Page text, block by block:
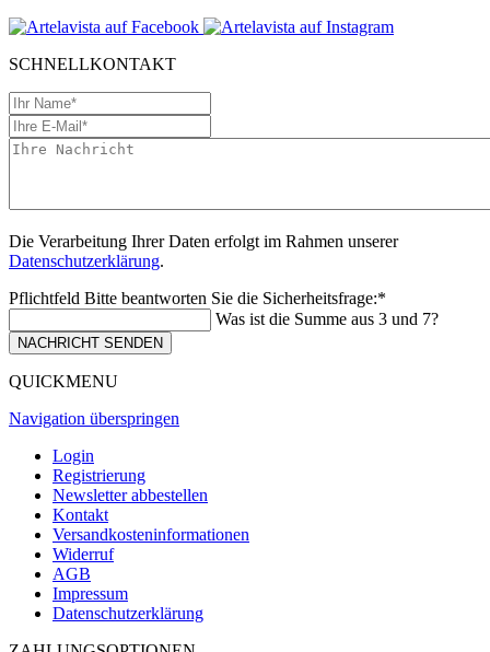
SCHNELLKONTAKT
Die Verarbeitung Ihrer Daten erfolgt im Rahmen unserer
Datenschutzerklärung.
Pflichtfeld Bitte beantworten Sie die Sicherheitsfrage:*
Was ist die Summe aus 3 und 7?
NACHRICHT SENDEN
QUICKMENU
Navigation überspringen
Login
Registrierung
Newsletter abbestellen
Kontakt
Versandkosteninformationen
Widerruf
AGB
Impressum
Datenschutzerklärung